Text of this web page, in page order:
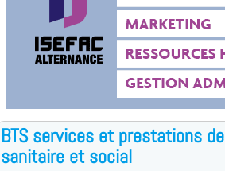
BTS services et prestations
sanitaire et social